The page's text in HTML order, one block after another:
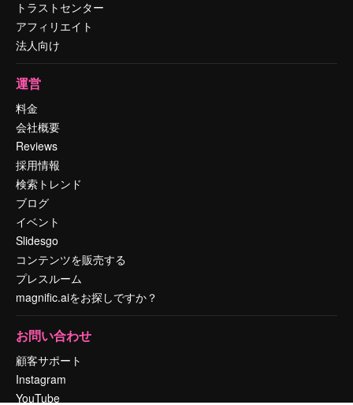
トラストセンター
アフィリエイト
法人向け
運営
料金
会社概要
Reviews
採用情報
検索トレンド
ブログ
イベント
Slidesgo
コンテンツを販売する
プレスルーム
magnific.aiをお探しですか？
お問い合わせ
顧客サポート
Instagram
YouTube